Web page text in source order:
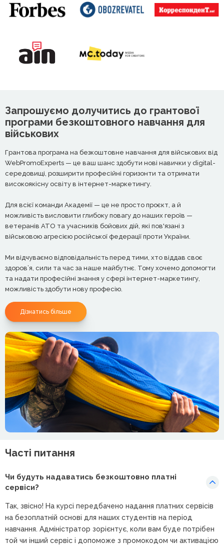
Запрошуємо долучитись до грантової
програми безкоштовного навчання для
військових
Грантова програма на безкоштовне навчання для військових від
WebPromoExperts — це ваш шанс здобути нові навички у digital-
середовищі, розширити професійні горизонти та отримати
високоякісну освіту в інтернет-маркетингу.
Для всієї команди Академії — це не просто проєкт, а й
можливість висловити глибоку повагу до наших героїв —
ветеранів АТО та учасників бойових дій, які пов'язані з
військовою агресією російської федерації проти України.
Ми відчуваємо відповідальність перед тими, хто віддав своє
здоров’я, сили та час за наше майбутнє. Тому хочемо допомогти
та надати професійні знання у сфері інтернет-маркетингу,
можливість здобути нову професію.
Дізнатись більше
Часті питання
Чи будуть надаватись безкоштовно платні
сервіси?
Так, звісно! На курсі передбачено надання платних сервісів
на безоплатній основі для наших студентів на період
навчання. Адміністратор зорієнтує, коли вам буде потрібен
той чи інший сервіс і допоможе з промокодом чи активацією